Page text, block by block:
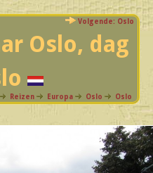
Volgende: Oslo
Oslo, dag
Reizen Europa Oslo Oslo